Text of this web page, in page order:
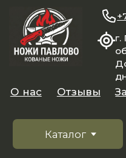
область
Доставка
Каталог
Заказать
+7 996 130